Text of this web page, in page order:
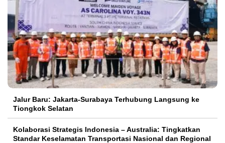
Jalur Baru: Jakarta-Surabaya Terhubung Langsung ke
Tiongkok Selatan
Kolaborasi Strategis Indonesia – Australia: Tingkatkan
Standar Keselamatan Transportasi Nasional dan Regional